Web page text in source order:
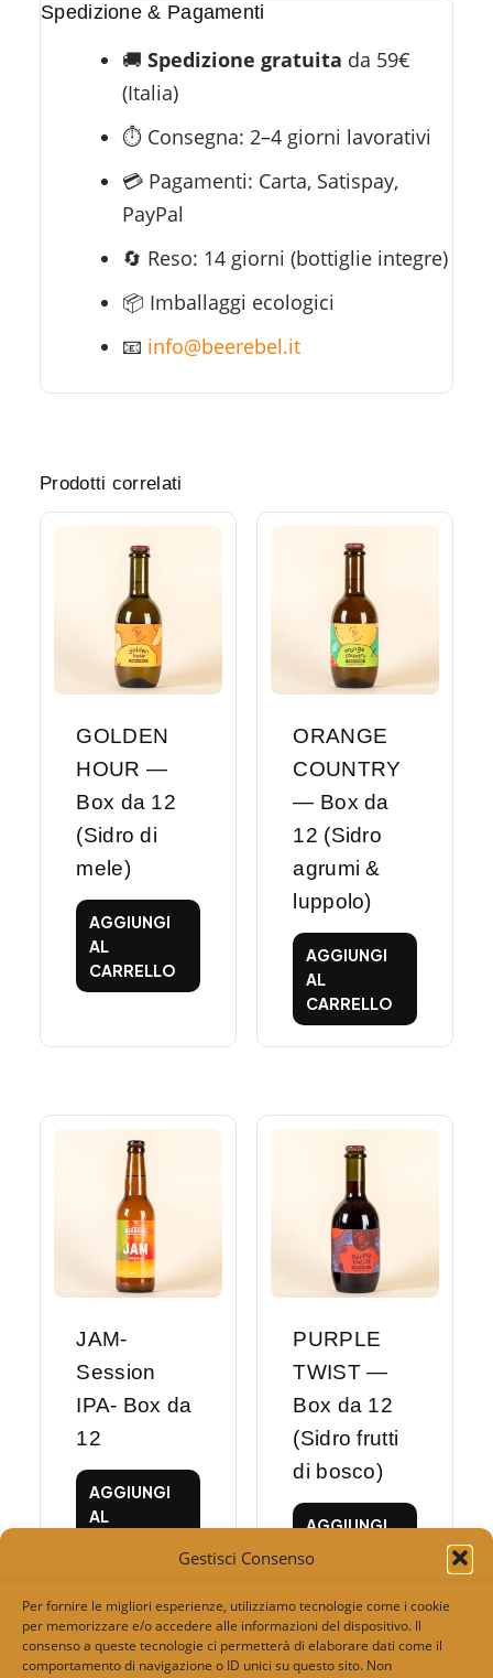
Gestisci Consenso
Per fornire le migliori esperienze, utilizziamo tecnologie come i cookie
per memorizzare e/o accedere alle informazioni del dispositivo. Il
consenso a queste tecnologie ci permetterà di elaborare dati come il
comportamento di navigazione o ID unici su questo sito. Non
Spedizione & Pagamenti
🚚 Spedizione gratuita da 59€
(Italia)
⏱️ Consegna: 2–4 giorni lavorativi
💳 Pagamenti: Carta, Satispay,
PayPal
🔄 Reso: 14 giorni (bottiglie integre)
📦 Imballaggi ecologici
📧 info@beerebel.it
Prodotti correlati
GOLDEN
HOUR —
Box da 12
(Sidro di
mele)
AGGIUNGI
AL
CARRELLO
ORANGE
COUNTRY
— Box da
12 (Sidro
agrumi &
luppolo)
AGGIUNGI
AL
CARRELLO
JAM-
Session
IPA- Box da
12
AGGIUNGI
AL
PURPLE
TWIST —
Box da 12
(Sidro frutti
di bosco)
AGGIUNGI